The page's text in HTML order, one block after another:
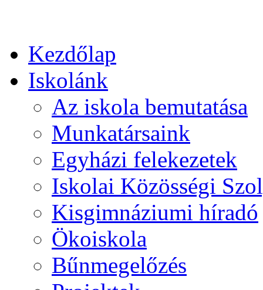
Kezdőlap
Iskolánk
Az iskola bemutatása
Munkatársaink
Egyházi felekezetek
Iskolai Közösségi
Kisgimnáziumi híradó
Ökoiskola
Bűnmegelőzés